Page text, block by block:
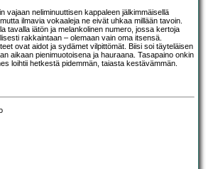
vajaan neliminuuttisen kappaleen jälkimmäisellä
ilmavia vokaaleja ne eivät uhkaa millään tavoin.
tavalla iätön ja melankolinen numero, jossa kertoja
rakkaintaan – olemaan vain oma itsensä.
ovat aidot ja sydämet vilpittömät. Biisi soi täyteläisen
aikaan pienimuotoisena ja hauraana. Tasapaino onkin
loihtii hetkestä pidemmän, taiasta kestävämmän.